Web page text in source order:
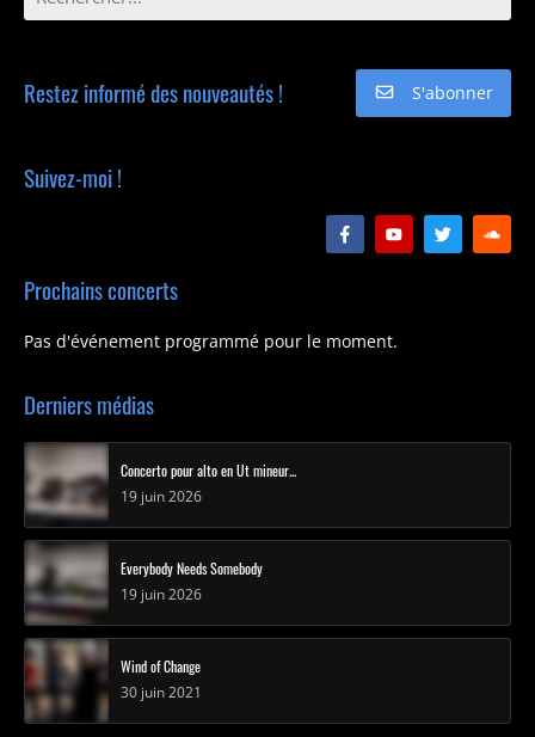
Restez informé des nouveautés ! S'abonner
Suivez-moi !
Prochains concerts
Pas d'événement programmé pour le moment.
Derniers médias
Concerto pour alto en Ut mineur...
19 juin 2026
Everybody Needs Somebody
19 juin 2026
Wind of Change
30 juin 2021